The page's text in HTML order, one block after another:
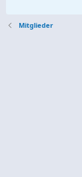
Mitglieder